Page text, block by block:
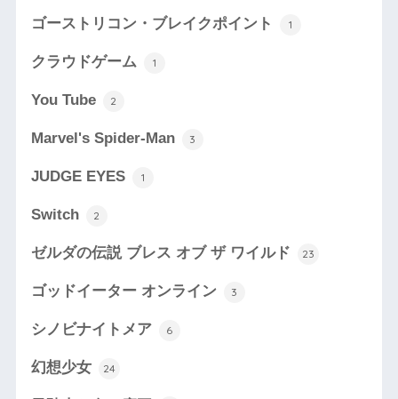
ゴーストリコン・ブレイクポイント 1
クラウドゲーム 1
You Tube 2
Marvel's Spider-Man 3
JUDGE EYES 1
Switch 2
ゼルダの伝説 ブレス オブ ザ ワイルド 23
ゴッドイーター オンライン 3
シノビナイトメア 6
幻想少女 24